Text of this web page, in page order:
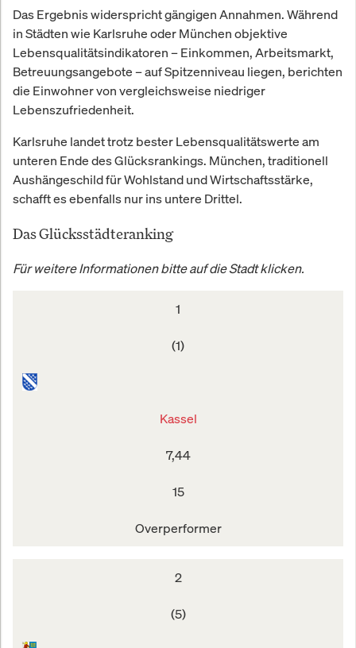
zufriedener als in ärmeren.
Entscheidend für hohes
Lebensglück ist eine ausgeglichene
Zufriedenheits&shy;verteilung. Wo
das Gefälle zwischen Hoch- und
Unzufriedenen groß ist, leidet das
Glücksniveau der ganzen Stadt.
während Rostock abgeschlagen
das Schlusslicht bildet.
Das Ergebnis widerspricht gängigen Annahmen. Während
in Städten wie Karlsruhe oder München objektive
Lebensqualitätsindikatoren – Einkommen, Arbeitsmarkt,
Betreuungsangebote – auf Spitzenniveau liegen, berichten
die Einwohner von vergleichsweise niedriger
Lebenszufriedenheit.
Karlsruhe landet trotz bester Lebensqualitätswerte am
unteren Ende des Glücksrankings. München, traditionell
Aushängeschild für Wohlstand und Wirtschaftsstärke,
schafft es ebenfalls nur ins untere Drittel.
Das Glücksstädteranking
Für weitere Informationen bitte auf die Stadt klicken.
1
(1)
Kassel
7,44
15
Overperformer
2
(5)